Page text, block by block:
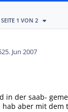
SEITE 1 VON 2
25. Jun 2007
in der saab-
aber mit dem